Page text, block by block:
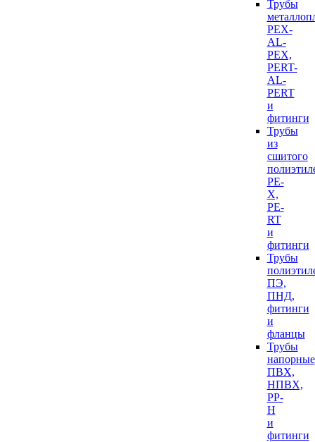
Трубы
PEX-
AL-
PEX,
PERT-
AL-
PERT
и
фитинги
Трубы
из
сшитого
PE-
X,
PE-
RT
и
фитинги
Трубы
ПЭ,
ПНД,
фитинги
и
фланцы
Трубы
напорные
ПВХ,
НПВХ,
PP-
H
и
фитинги